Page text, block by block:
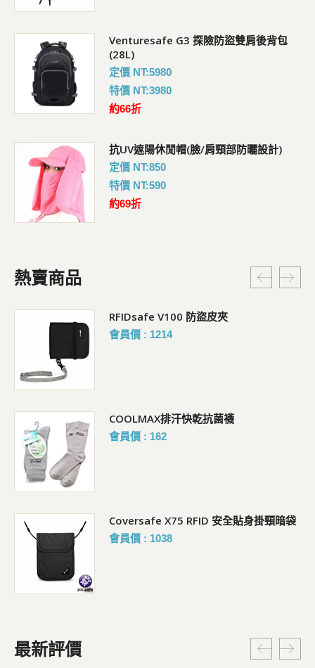
Venturesafe G3 探險防盜雙肩後背包
(28L)
定價 NT:5980
特價 NT:3980
約66折
抗UV遮陽休閒帽(臉/肩頸部防曬設計)
定價 NT:850
特價 NT:590
約69折
熱賣商品
RFIDsafe V100 防盜皮夾
會員價 : 1214
COOLMAX排汗快乾抗菌襪
會員價 : 162
Coversafe X75 RFID 安全貼身掛頸暗袋
會員價 : 1038
最新評價